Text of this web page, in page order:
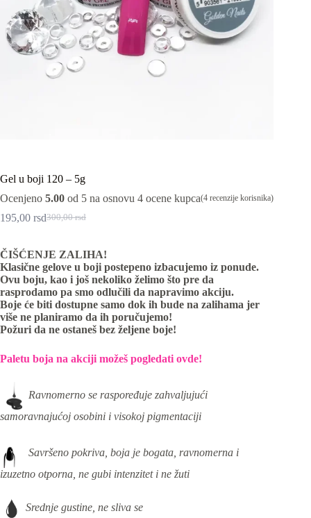
Gel u boji 120 – 5g
Ocenjeno 5.00 od 5 na osnovu 4 ocene kupca(4 recenzije korisnika)
300,00rsd
Originalna
bila:
300,00 rsd.
195,00 rsdTrenutna
195,00 rsd.
ČIŠĆENJE ZALIHA!
Klasične gelove u boji postepeno izbacujemo iz ponude.
Ovu boju, kao i još nekoliko želimo što pre da
rasprodamo pa smo odlučili da napravimo akciju.
Boje će biti dostupne samo dok ih bude na zalihama jer
više ne planiramo da ih poručujemo!
Požuri da ne ostaneš bez željene boje!
Paletu boja na akciji možeš pogledati ovde!
Ravnomerno se raspoređuje zahvaljujući
samoravnajućoj osobini i visokoj pigmentaciji
Savršeno pokriva, boja je bogata, ravnomerna i
izuzetno otporna, ne gubi intenzitet i ne žuti
Srednje gustine, ne sliva se